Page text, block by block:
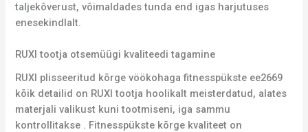
taljekõverust, võimaldades tunda end igas harjutuses
enesekindlalt.
RUXI tootja otsemüügi kvaliteedi tagamine
RUXI plisseeritud kõrge vöökohaga fitnesspükste ee2669
kõik detailid on RUXI tootja hoolikalt meisterdatud, alates
materjali valikust kuni tootmiseni, iga sammu
kontrollitakse . Fitnesspükste kõrge kvaliteet on